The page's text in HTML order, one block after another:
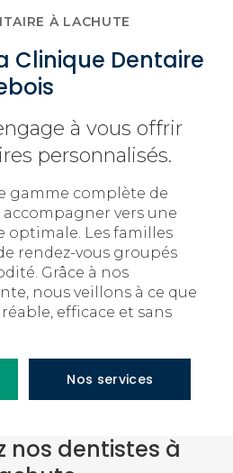
À LACHUTE
Clinique Dentaire
à vous offrir
personnalisés.
gamme complète de
accompagner vers une
optimale. Les familles
rendez-vous groupés
Grâce à nos
nous veillons à ce que
efficace et sans
Nos services
nos dentistes à